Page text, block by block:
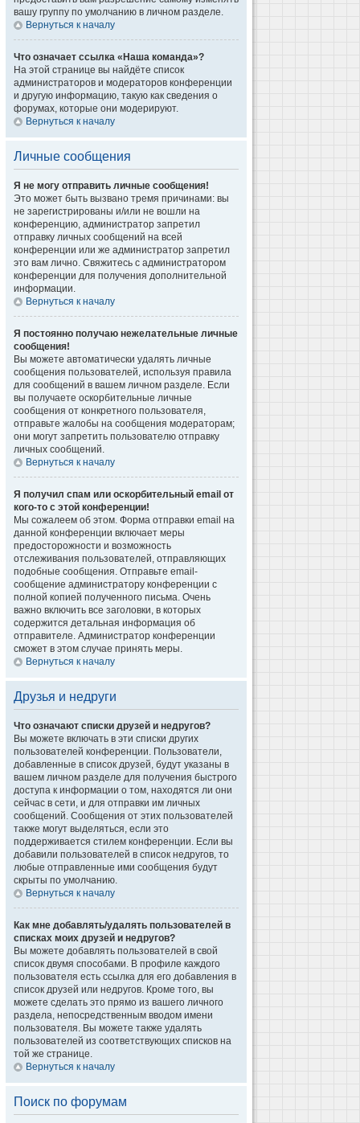
вашу группу по умолчанию в личном разделе.
Вернуться к началу
Что означает ссылка «Наша команда»?
На этой странице вы найдёте список
администраторов и модераторов конференции
и другую информацию, такую как сведения о
форумах, которые они модерируют.
Вернуться к началу
Личные сообщения
Я не могу отправить личные сообщения!
Это может быть вызвано тремя причинами: вы
не зарегистрированы и/или не вошли на
конференцию, администратор запретил
отправку личных сообщений на всей
конференции или же администратор запретил
это вам лично. Свяжитесь с администратором
конференции для получения дополнительной
информации.
Вернуться к началу
Я постоянно получаю нежелательные личные
сообщения!
Вы можете автоматически удалять личные
сообщения пользователей, используя правила
для сообщений в вашем личном разделе. Если
вы получаете оскорбительные личные
сообщения от конкретного пользователя,
отправьте жалобы на сообщения модераторам;
они могут запретить пользователю отправку
личных сообщений.
Вернуться к началу
Я получил спам или оскорбительный email от
кого-то с этой конференции!
Мы сожалеем об этом. Форма отправки email на
данной конференции включает меры
предосторожности и возможность
отслеживания пользователей, отправляющих
подобные сообщения. Отправьте email-
сообщение администратору конференции с
полной копией полученного письма. Очень
важно включить все заголовки, в которых
содержится детальная информация об
отправителе. Администратор конференции
сможет в этом случае принять меры.
Вернуться к началу
Друзья и недруги
Что означают списки друзей и недругов?
Вы можете включать в эти списки других
пользователей конференции. Пользователи,
добавленные в список друзей, будут указаны в
вашем личном разделе для получения быстрого
доступа к информации о том, находятся ли они
сейчас в сети, и для отправки им личных
сообщений. Сообщения от этих пользователей
также могут выделяться, если это
поддерживается стилем конференции. Если вы
добавили пользователей в список недругов, то
любые отправленные ими сообщения будут
скрыты по умолчанию.
Вернуться к началу
Как мне добавлять/удалять пользователей в
списках моих друзей и недругов?
Вы можете добавлять пользователей в свой
список двумя способами. В профиле каждого
пользователя есть ссылка для его добавления в
список друзей или недругов. Кроме того, вы
можете сделать это прямо из вашего личного
раздела, непосредственным вводом имени
пользователя. Вы можете также удалять
пользователей из соответствующих списков на
той же странице.
Вернуться к началу
Поиск по форумам